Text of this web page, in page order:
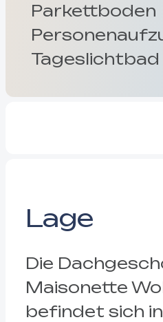
Parkettboden
Tageslichtbad
Lage
Die
Maisonette
befindet sich